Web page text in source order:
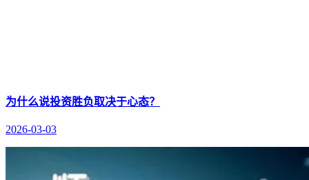
为什么说投资胜负取决于心态？
2026-03-03